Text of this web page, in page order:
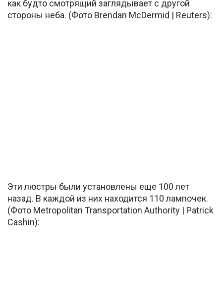
как будто смотрящий заглядывает с другой
стороны неба. (Фото Brendan McDermid | Reuters):
Эти люстры были установлены еще 100 лет
назад. В каждой из них находится 110 лампочек.
(Фото Metropolitan Transportation Authority | Patrick
Cashin):